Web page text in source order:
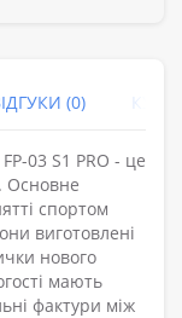
(0)
03 S1 PRO - це
Основне
спортом
виготовлені
нового
мають
фактури між